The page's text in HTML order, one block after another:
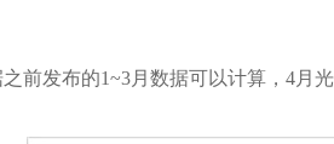
布的1~3月数据可以计算，4月光